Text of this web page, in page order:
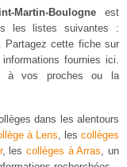
Martin-Boulogne est
les listes suivantes :
Partagez cette fiche sur
fournies ici.
à vos proches ou la
dans les alentours
à Lens, lescollèges
, lescollèges à Arras, un